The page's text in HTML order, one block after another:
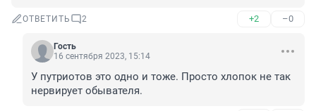
ОТВЕТИТЬ 2 +2 –0
Гость
16 сентября 2023, 15:14
У путриотов это одно и тоже. Просто хлопок не так
нервирует обывателя.